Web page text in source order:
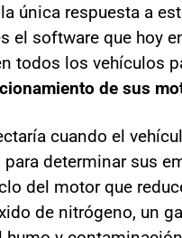
única respuesta a
el software que hoy
todos los vehículos
de sus
cuando el
determinar sus
del motor que
de nitrógeno, un